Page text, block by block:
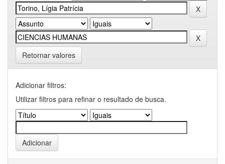
Retornar valores
Adicionar filtros:
Utilizar filtros para refinar o resultado de busca.